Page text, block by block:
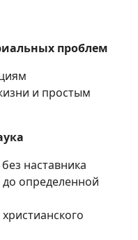
проблем
и простым
наставника
определенной